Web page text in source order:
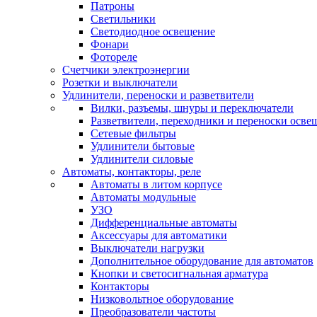
Патроны
Светильники
Светодиодное освещение
Фонари
Фотореле
Счетчики электроэнергии
Розетки и выключатели
Удлинители, переноски и разветвители
Вилки, разъемы, шнуры и переключатели
Разветвители, переходники и переноски
Сетевые фильтры
Удлинители бытовые
Удлинители силовые
Автоматы, контакторы, реле
Автоматы в литом корпусе
Автоматы модульные
УЗО
Дифференциальные автоматы
Аксессуары для автоматики
Выключатели нагрузки
Дополнительное оборудование для автоматов
Кнопки и светосигнальная арматура
Контакторы
Низковольтное оборудование
Преобразователи частоты